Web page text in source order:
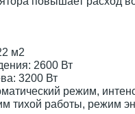
м2
2600 Вт
3200 Вт
режим,
тихой работы, режим